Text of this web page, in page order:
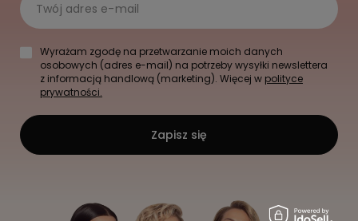
Twój adres e-mail
Wyrażam zgodę na przetwarzanie moich danych
osobowych (adres e-mail) na potrzeby wysyłki newslettera
z informacją handlową (marketing). Więcej w polityce
prywatności.
Zapisz się